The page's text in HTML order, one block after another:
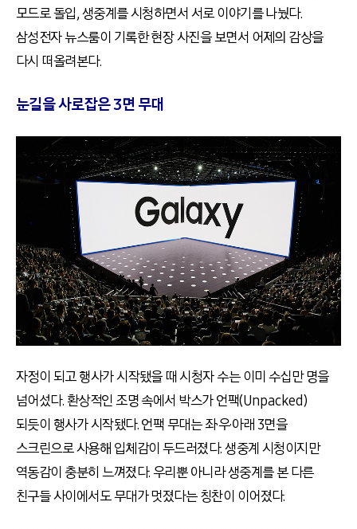
모드로 돌입, 생중계를 시청하면서 서로 이야기를 나눴다.
삼성전자 뉴스룸이 기록한 현장 사진을 보면서 어제의 감상을
다시 떠올려본다.
눈길을 사로잡은 3면 무대
자정이 되고 행사가 시작됐을 때 시청자 수는 이미 수십만 명을
넘어섰다. 환상적인 조명 속에서 박스가 언팩(Unpacked)
되듯이 행사가 시작됐다. 언팩 무대는 좌·우·아래 3면을
스크린으로 사용해 입체감이 두드러졌다. 생중계 시청이지만
역동감이 충분히 느껴졌다. 우리뿐 아니라 생중계를 본 다른
친구들 사이에서도 무대가 멋졌다는 칭찬이 이어졌다.